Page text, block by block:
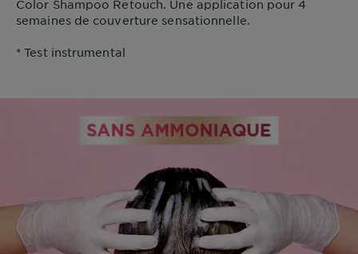
Color Shampoo Retouch. Une application pour 4
semaines de couverture sensationnelle.
* Test instrumental